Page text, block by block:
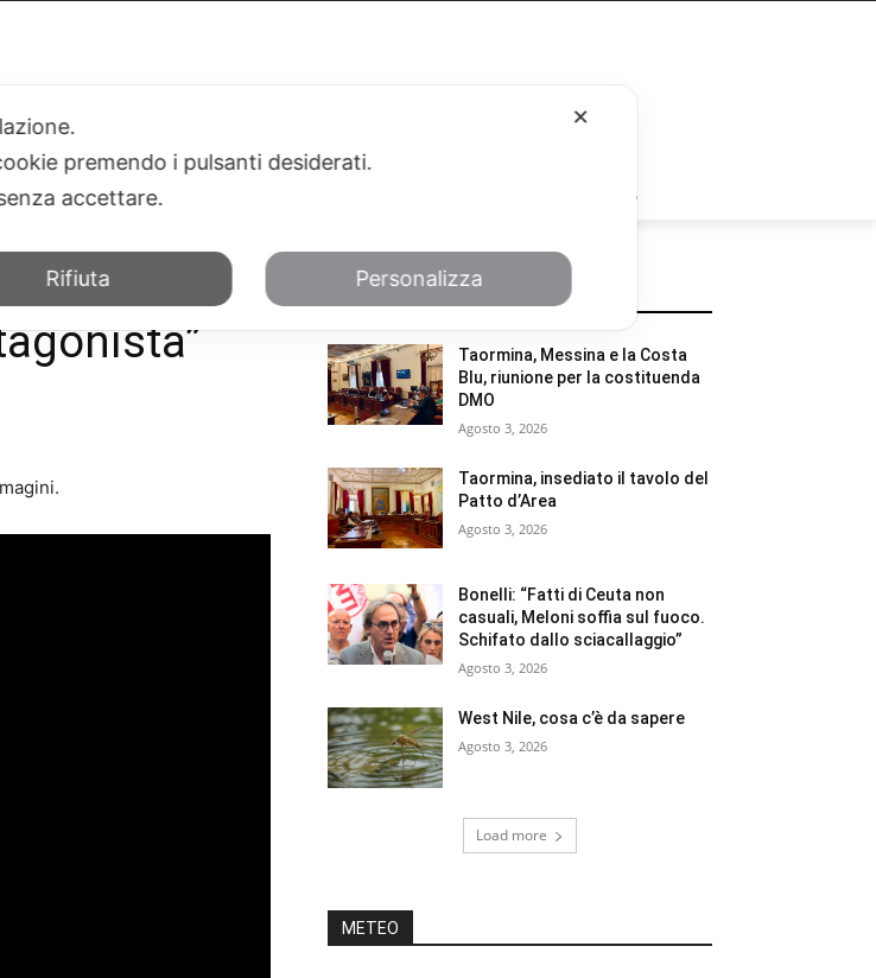
SICILIA SALUTE
Taormina, Messina e la Costa
Blu, riunione per la costituenda
DMO
Agosto 3, 2026
Taormina, insediato il tavolo del
Patto d’Area
Agosto 3, 2026
Bonelli: “Fatti di Ceuta non
casuali, Meloni soffia sul fuoco.
Schifato dallo sciacallaggio”
Agosto 3, 2026
West Nile, cosa c’è da sapere
Agosto 3, 2026
Load more
METEO
✕
premendo i pulsanti desiderati.
accettare.
Rifiuta Personalizza